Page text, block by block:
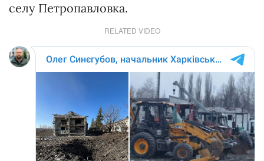
селу Петропавловка.
RELATED VIDEO